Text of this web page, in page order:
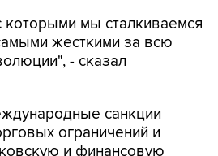
которыми мы сталкиваемся
жесткими за всю
- сказал
санкции
ограничений и
и финансовую